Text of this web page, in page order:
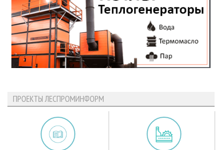
ПРОЕКТЫ ЛЕСПРОМИНФОРМ